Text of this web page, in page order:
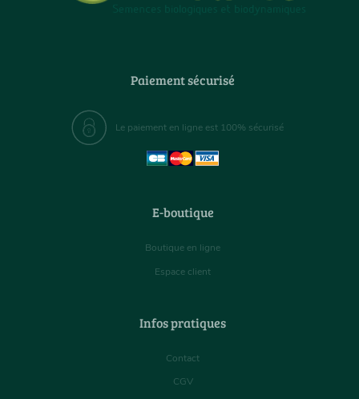
Paiement sécurisé
Le paiement en ligne est 100% sécurisé
E-boutique
Boutique en ligne
Espace client
Infos pratiques
Contact
CGV